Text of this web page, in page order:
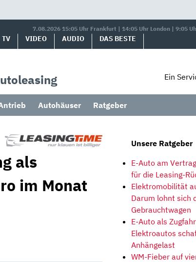
7.08.2026 15:05 Uhr Frankfurt | 14:05 Uhr London | 9:05
TV VIDEO AUDIO DAS BESTE
Ein
Autohäuser Ratgeber
als
im Monat
Unsere Ratgeber
E-Auto am
für die Leasing-
Elektromobilität
Darum lohnt sich
Gebrauchtwagen
E-Auto als
Elektroautos
Anhängelast
WM-Fieber auf